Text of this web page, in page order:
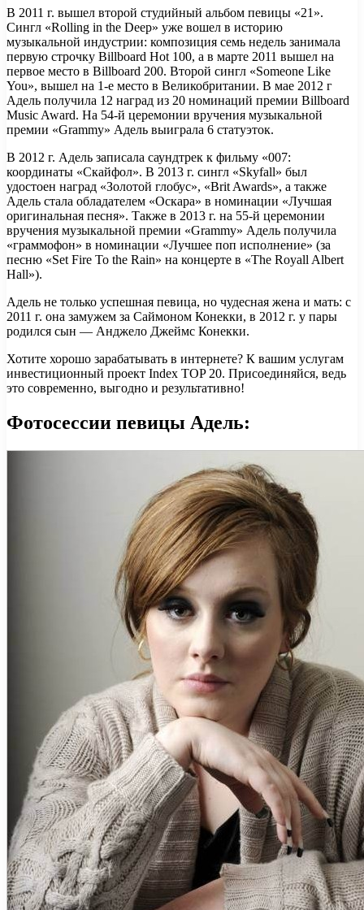
В 2011 г. вышел второй студийный альбом певицы «21».
Сингл «Rolling in the Deep» уже вошел в историю
музыкальной индустрии: композиция семь недель занимала
первую строчку Billboard Hot 100, а в марте 2011 вышел на
первое место в Billboard 200. Второй сингл «Someone Like
You», вышел на 1-е место в Великобритании. В мае 2012 г
Адель получила 12 наград из 20 номинаций премии Billboard
Music Award. На 54-й церемонии вручения музыкальной
премии «Grammy» Адель выиграла 6 статуэток.
В 2012 г. Адель записала саундтрек к фильму «007:
координаты «Скайфол». В 2013 г. сингл «Skyfall» был
удостоен наград «Золотой глобус», «Brit Awards», а также
Адель стала обладателем «Оскара» в номинации «Лучшая
оригинальная песня». Также в 2013 г. на 55-й церемонии
вручения музыкальной премии «Grammy» Адель получила
«граммофон» в номинации «Лучшее поп исполнение» (за
песню «Set Fire To the Rain» на концерте в «The Royall Albert
Hall»).
Адель не только успешная певица, но чудесная жена и мать: с
2011 г. она замужем за Саймоном Конекки, в 2012 г. у пары
родился сын — Анджело Джеймс Конекки.
Хотите хорошо зарабатывать в интернете? К вашим услугам
инвестиционный проект Index TOP 20. Присоединяйся, ведь
это современно, выгодно и результативно!
Фотосессии певицы Адель: